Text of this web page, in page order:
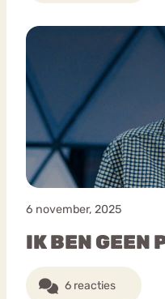
6 november, 2025
IK BEN GEEN
6 reacties